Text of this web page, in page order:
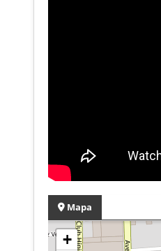
Mapa
+